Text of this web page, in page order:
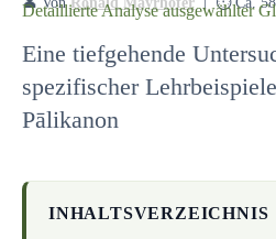
Detaillierte Analyse ausgewählter
Eine tiefgehende
spezifischer
Pālikanon
INHALTSVERZEICHNIS